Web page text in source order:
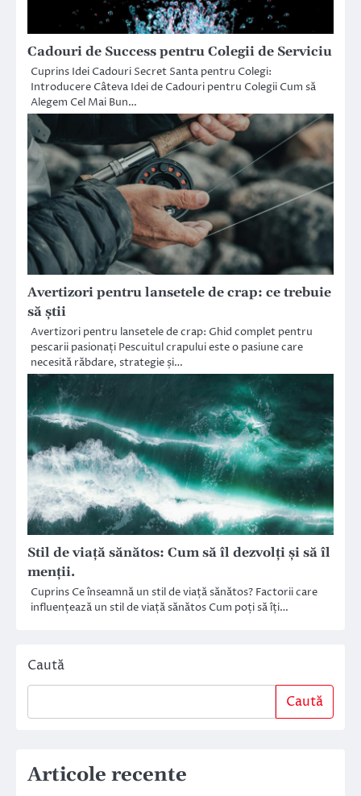
Cadouri de Success pentru Colegii de Serviciu
Cuprins Idei Cadouri Secret Santa pentru Colegi:
Introducere Câteva Idei de Cadouri pentru Colegii Cum să
Alegem Cel Mai Bun…
Avertizori pentru lansetele de crap: ce trebuie
să știi
Avertizori pentru lansetele de crap: Ghid complet pentru
pescarii pasionați Pescuitul crapului este o pasiune care
necesită răbdare, strategie și…
Stil de viață sănătos: Cum să îl dezvolți și să îl
menții.
Cuprins Ce înseamnă un stil de viață sănătos? Factorii care
influențează un stil de viață sănătos Cum poți să îți…
Caută
Caută
Articole recente